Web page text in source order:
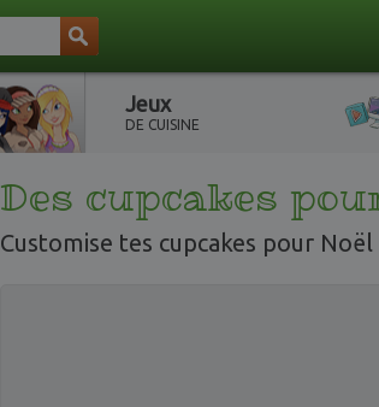
Jeux
DE CUISINE
Des cupcakes
Customise tes cupcakes pour Noël